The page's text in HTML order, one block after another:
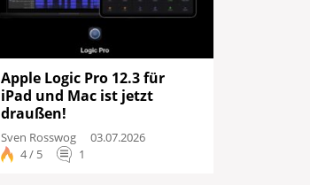
Apple Logic Pro 12.3 für
iPad und Mac ist jetzt
draußen!
Sven Rosswog
03.07.2026
4 / 5
1